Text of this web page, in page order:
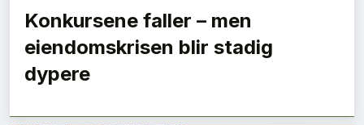
Konkursene faller – men
eiendomskrisen blir stadig
dypere